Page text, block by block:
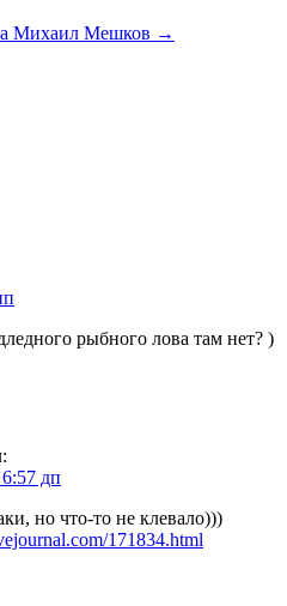
Михаил Мешков →
рыбного лова там нет? )
:
дп
но что-то не клевало)))
171834.html